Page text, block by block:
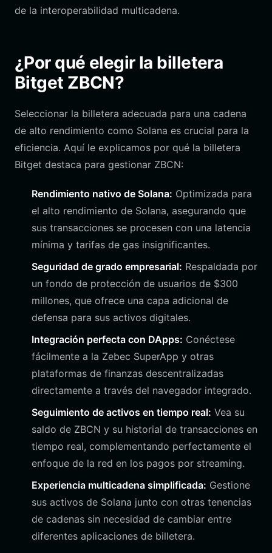
de la interoperabilidad multicadena.
¿Por qué elegir la billetera
Bitget ZBCN?
Seleccionar la billetera adecuada para una cadena
de alto rendimiento como Solana es crucial para la
eficiencia. Aquí le explicamos por qué la billetera
Bitget destaca para gestionar ZBCN:
Rendimiento nativo de Solana: Optimizada para
el alto rendimiento de Solana, asegurando que
sus transacciones se procesen con una latencia
mínima y tarifas de gas insignificantes.
Seguridad de grado empresarial: Respaldada por
un fondo de protección de usuarios de $300
millones, que ofrece una capa adicional de
defensa para sus activos digitales.
Integración perfecta con DApps: Conéctese
fácilmente a la Zebec SuperApp y otras
plataformas de finanzas descentralizadas
directamente a través del navegador integrado.
Seguimiento de activos en tiempo real: Vea su
saldo de ZBCN y su historial de transacciones en
tiempo real, complementando perfectamente el
enfoque de la red en los pagos por streaming.
Experiencia multicadena simplificada: Gestione
sus activos de Solana junto con otras tenencias
de cadenas sin necesidad de cambiar entre
diferentes aplicaciones de billetera.